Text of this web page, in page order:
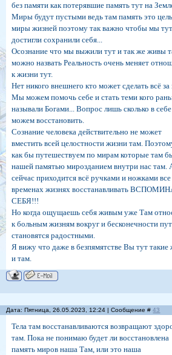
без памяти как потерявшие память тут на
Миры будут пустыми ведь там память это
миры жизней поэтому так важно чтобы мы
достигли сохранили себя...
Осознание что мы выжили тут и так же живы
можно назвать Реальность очень меняет
к жизни тут.
Нет никого внешнего кто может сделать всё за
Мы можем помочь себе и стать теми кого
называли Богами... Вопрос лишь сколько в
можем восстановить.
Сознание человека действительно не может
вместить всей целостности жизни там.
как бы путешествуем по мирам которые там
нашей памятью мирозданием внутри нас там.
сейчас приходится всё ручками и ножками
временах жизнях восстанавливать
СЕБЯ!!!
Но когда ощущаешь себя живым уже Там
к больным жизням вокруг и бесконечности
становятся радостными.
Я вижу что даже в безпямятстве Вы тут такие
и там.
Дата: Пятница, 26.05.2023, 12:24 | Сообщение #43
Тела там восстанавливаются возвращают
там. Пока не понимаю будет ли восстановлена
память миров наша Там, или это наша